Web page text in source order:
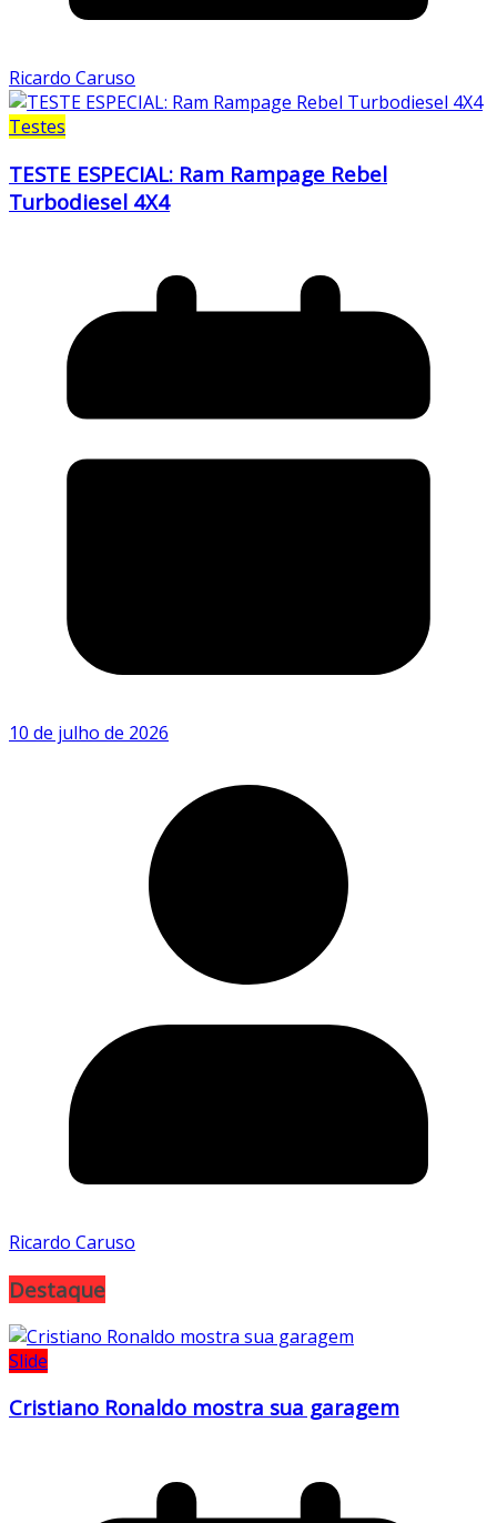
Ricardo Caruso
Testes
TESTE ESPECIAL: Ram Rampage Rebel
Turbodiesel 4X4
10 de julho de 2026
Ricardo Caruso
Destaque
Slide
Cristiano Ronaldo mostra sua garagem